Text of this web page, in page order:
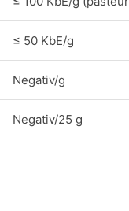
≤ 50 KbE/g
Negativ/g
Negativ/25 g